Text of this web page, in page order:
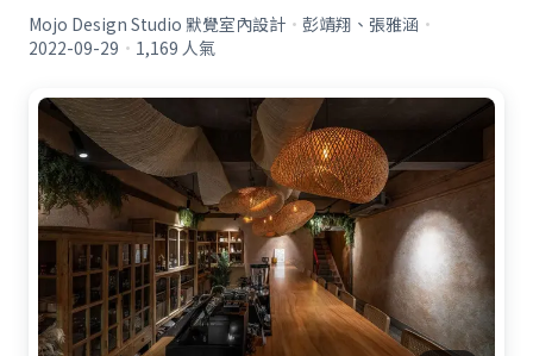
Mojo Design Studio 默覺室內設計 · 彭靖翔、張雅涵 ·
2022-09-29 · 1,169 人氣